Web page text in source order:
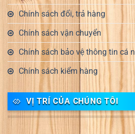
Chính sách đổi, trả hàng
Chính sách vận chuyển
Chính sách bảo vệ thông tin cá
Chính sách kiểm hàng
VỊ TRÍ CỦA CHÚNG TÔI